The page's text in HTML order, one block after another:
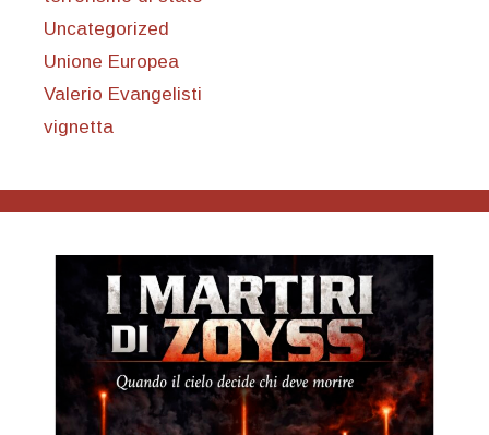
Uncategorized
Unione Europea
Valerio Evangelisti
vignetta